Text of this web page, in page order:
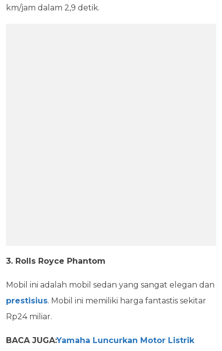
km/jam dalam 2,9 detik.
3. Rolls Royce Phantom
Mobil ini adalah mobil sedan yang sangat elegan dan
prestisius. Mobil ini memiliki harga fantastis sekitar
Rp24 miliar.
BACA JUGA:Yamaha Luncurkan Motor Listrik